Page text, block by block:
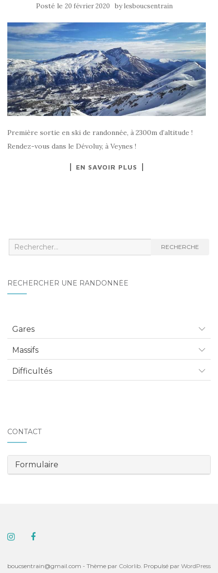
Posté le 20 février 2020 bylesboucsentrain
Première sortie en ski de randonnée, à 2300m d’altitude !
Rendez-vous dans le Dévoluy, à Veynes !
EN SAVOIR PLUS
Recherche
RECHERCHE
RECHERCHER UNE RANDONNÉE
Gares
Massifs
Difficultés
CONTACT
Formulaire
boucsentrain@gmail.com - Thème par Colorlib. Propulsé par WordPress